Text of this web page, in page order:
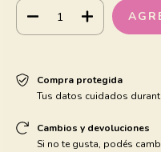
Compra protegida
Tus datos cuidados
Cambios y devoluciones
Si no te gusta, podés